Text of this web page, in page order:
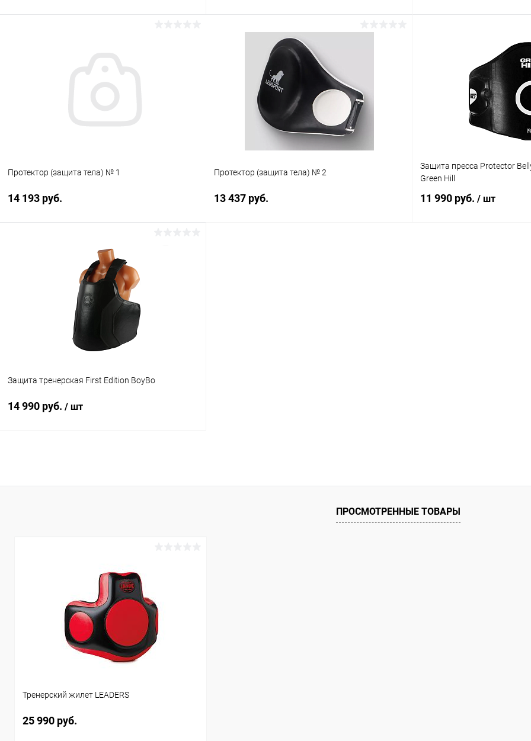
В корзину
Купить в 1 клик
В избранное В наличии
В
Купить в 1 клик
В избранное
Протектор (защита тела) № 1
14 193 руб.
В корзину
Сравнение
В наличии
Протектор (защита тела) № 2
13 437 руб.
Защита пресса Protector
Green Hill
11 990 руб. / шт
Защита тренерская First Edition BoyBo
14 990 руб. / шт
Купить в 1 клик Сравнение
ПРОСМОТРЕННЫЕ ТОВАРЫ
Тренерский жилет LEADERS
25 990 руб.